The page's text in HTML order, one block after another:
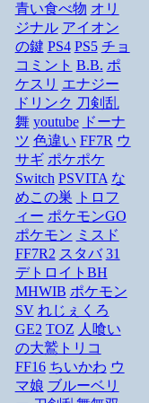
青い食べ物 オリ
ジナル アイオン
の鍵 PS4 PS5 チョ
コミント B.B. ポ
ケスリ エナジー
ドリンク 刀剣乱
舞 youtube ドーナ
ツ 色違い FF7R ウ
サギ ポケポケ
Switch PSVITA な
めこの巣
トロフ
ィー ポケモンGO
ポケモン ミスド
FF7R2 スタバ 31
デトロイトBH
MHWIB ポケモン
SV れじぇくろ
GE2 TOZ 人喰い
の大鷲トリコ
FF16 ちいかわ ウ
マ娘 ブルーベリ